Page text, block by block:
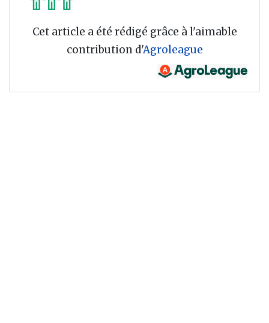
Cet article a été rédigé grâce à l'aimable
contribution d'Agroleague